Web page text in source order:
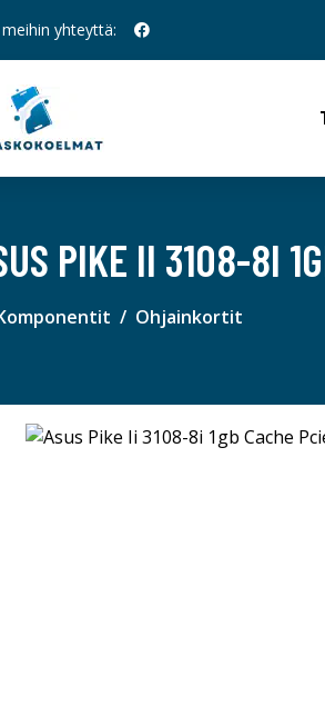
yhteyttä:
PIKE II 3108-8I
Ohjainkortit